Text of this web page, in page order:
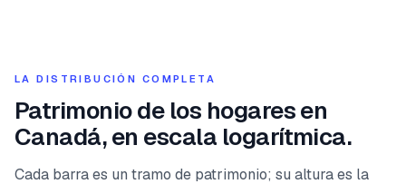
LA DISTRIBUCIÓN COMPLETA
Patrimonio de los hogares en
Canadá, en escala logarítmica.
Cada barra es un tramo de patrimonio; su altura es la